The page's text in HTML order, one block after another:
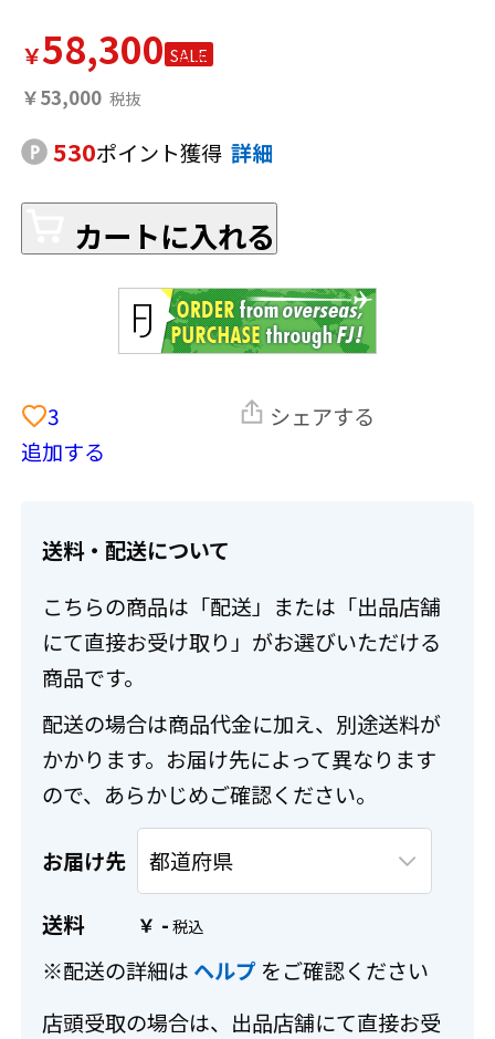
ive 銀ネジ ODー1 8700 日本製 動作確
認済み
￥58,300 SALE
￥53,000
530ポイント獲得 詳細
カートに入れる
3
追加する
シェアする
送料・配送について
こちらの商品は「配送」または「出品店舗
にて直接お受け取り」がお選びいただける
商品です。
配送の場合は商品代金に加え、別途送料が
かかります。お届け先によって異なります
ので、あらかじめご確認ください。
お届け先
送料 ￥ -
※配送の詳細は ヘルプ をご確認ください
店頭受取の場合は、出品店舗にて直接お受